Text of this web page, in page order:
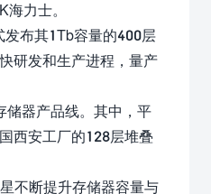
力士。
布其1Tb容量的400层
研发和生产进程，量产
储器产品线。其中，平
西安工厂的128层堆叠
不断提升存储器容量与